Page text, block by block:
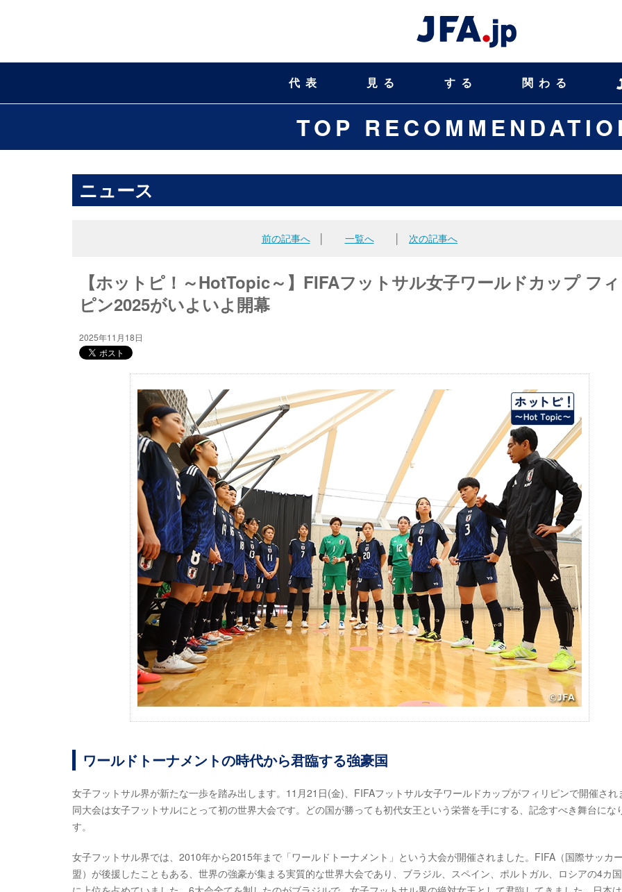
代表 見る する 関わる
TOP
ニュース
前の記事へ│ 一覧へ 次の記事へ
【ホットピ！～HotTopic～】FIFAフットサル女子ワールドカップ フ
ピン2025がいよいよ開幕
2025年11月18日
ワールドトーナメントの時代から君臨する強豪国
女子フットサル界が新たな一歩を踏み出します。11月21日(金)、FIFAフットサル女子ワールドカップがフィリピンで開催され
同大会は女子フットサルにとって初の世界大会です。どの国が勝っても初代女王という栄誉を手にする、記念すべき舞台にな
す。
女子フットサル界では、2010年から2015年まで「ワールドトーナメント」という大会が開催されました。FIFA（国際サッカ
盟）が後援したこともある、世界の強豪が集まる実質的な世界大会であり、ブラジル、スペイン、ポルトガル、ロシアの4カ